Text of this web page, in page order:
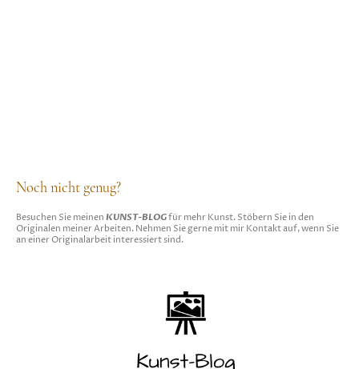
Noch nicht genug?
Besuchen Sie meinen KUNST-BLOGfür mehr Kunst. Stöbern Sie in den
Originalen meiner Arbeiten. Nehmen Sie gerne mit mir Kontakt auf, wenn Sie
an einer Originalarbeit interessiert sind.